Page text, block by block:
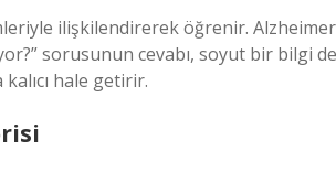
ilişkilendirerek öğrenir. Alzheimer
sorusunun cevabı, soyut bir bilgi
hale getirir.